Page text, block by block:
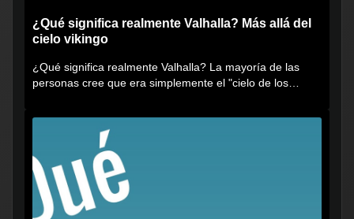
¿Qué significa realmente Valhalla? Más allá del
cielo vikingo
¿Qué significa realmente Valhalla? La mayoría de las
personas cree que era simplemente el "cielo de los